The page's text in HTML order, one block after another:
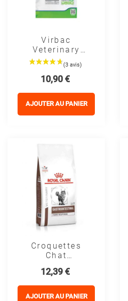
Virbac
Veterinary
HPM Neutered
Chat – Chat
Stérilisé
Prix
10,90 €
AJOUTER AU PANIER
Croquettes
Chat
CAT
GASTROINTESTINAL
FIBRE
Prix
12,39 €
AJOUTER AU PANIER